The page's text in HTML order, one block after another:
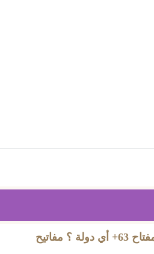
ماهو فتح خط الفلبين ؟ ماهو مفتاح دولي للفلبين ؟ مفتاح 63+ أي دولة ؟ مفاتيح